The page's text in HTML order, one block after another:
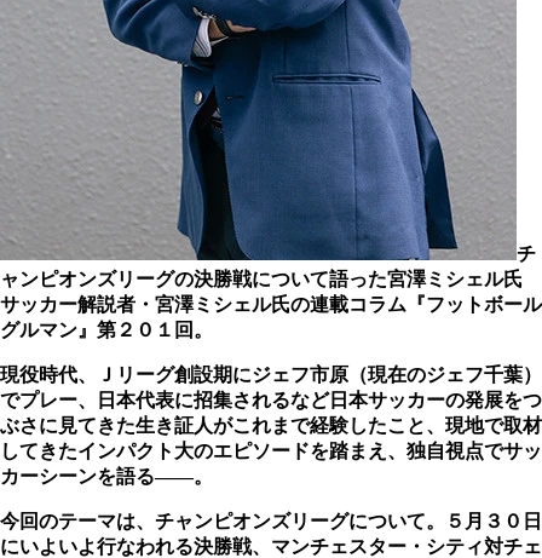
チ
ャンピオンズリーグの決勝戦について語った宮澤ミシェル氏
サッカー解説者・宮澤ミシェル氏の連載コラム『フットボール
グルマン』第２０１回。
現役時代、Ｊリーグ創設期にジェフ市原（現在のジェフ千葉）
でプレー、日本代表に招集されるなど日本サッカーの発展をつ
ぶさに見てきた生き証人がこれまで経験したこと、現地で取材
してきたインパクト大のエピソードを踏まえ、独自視点でサッ
カーシーンを語る――。
今回のテーマは、チャンピオンズリーグについて。５月３０日
にいよいよ行なわれる決勝戦、マンチェスター・シティ対チェ